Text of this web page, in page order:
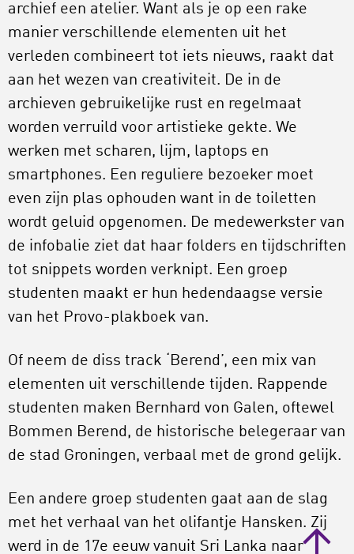
archief een atelier. Want als je op een rake
manier verschillende elementen uit het
verleden combineert tot iets nieuws, raakt dat
aan het wezen van creativiteit. De in de
archieven gebruikelijke rust en regelmaat
worden verruild voor artistieke gekte. We
werken met scharen, lijm, laptops en
smartphones. Een reguliere bezoeker moet
even zijn plas ophouden want in de toiletten
wordt geluid opgenomen. De medewerkster van
de infobalie ziet dat haar folders en tijdschriften
tot snippets worden verknipt. Een groep
studenten maakt er hun hedendaagse versie
van het Provo-plakboek van.
Of neem de diss track ‘Berend’, een mix van
elementen uit verschillende tijden. Rappende
studenten maken Bernhard von Galen, oftewel
Bommen Berend, de historische belegeraar van
de stad Groningen, verbaal met de grond gelijk.
Een andere groep studenten gaat aan de slag
met het verhaal van het olifantje Hansken. Zij
werd in de 17e eeuw vanuit Sri Lanka naar